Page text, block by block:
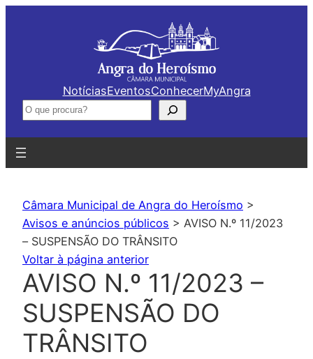
NotíciasEventosConhecerMyAngra
Pesquisar
Câmara Municipal de Angra do Heroísmo >
Avisos e anúncios públicos > AVISO N.º 11/2023
– SUSPENSÃO DO TRÂNSITO
Voltar à página anterior
AVISO N.º 11/2023 –
SUSPENSÃO DO
TRÂNSITO